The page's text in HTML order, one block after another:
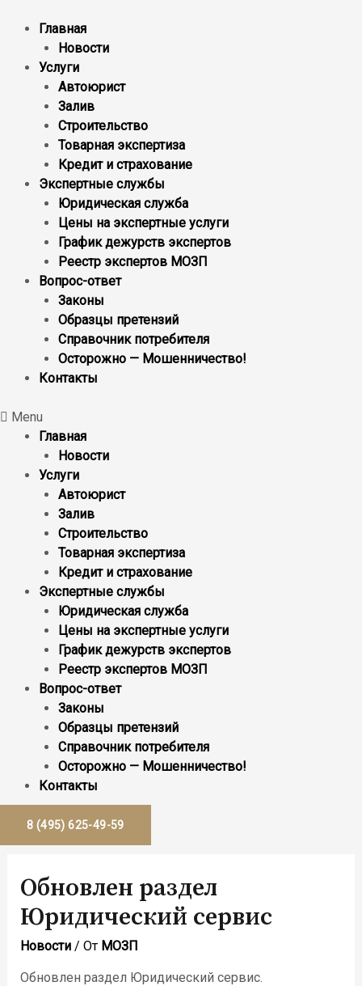
Главная
Новости
Услуги
Автоюрист
Залив
Строительство
Товарная экспертиза
Кредит и страхование
Экспертные службы
Юридическая служба
Цены на экспертные услуги
График дежурств экспертов
Реестр экcпертов МОЗП
Вопрос-ответ
Законы
Образцы претензий
Справочник потребителя
Осторожно — Мошенничество!
Контакты
Menu
Главная
Новости
Услуги
Автоюрист
Залив
Строительство
Товарная экспертиза
Кредит и страхование
Экспертные службы
Юридическая служба
Цены на экспертные услуги
График дежурств экспертов
Реестр экcпертов МОЗП
Вопрос-ответ
Законы
Образцы претензий
Справочник потребителя
Осторожно — Мошенничество!
Контакты
8 (495) 625-49-59
Обновлен раздел
Юридический сервис
Новости/ От МОЗП
Обновлен раздел Юридический сервис.